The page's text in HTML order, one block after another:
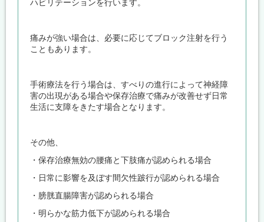
ハビリテーションを行います。
痛みが強い場合は、必要に応じてブロック注射を行う
こともあります。
手術療法を行う場合は、すべりの進行によって神経障
害の出現がある場合や保存治療で痛みが改善せず日常
生活に支障をきたす場合となります。
その他、
・保存治療無効の腰痛と下肢痛が認められる場合
・日常に影響を及ぼす間欠性跛行が認められる場合
・膀胱直腸障害が認められる場合
・明らかな筋力低下が認められる場合